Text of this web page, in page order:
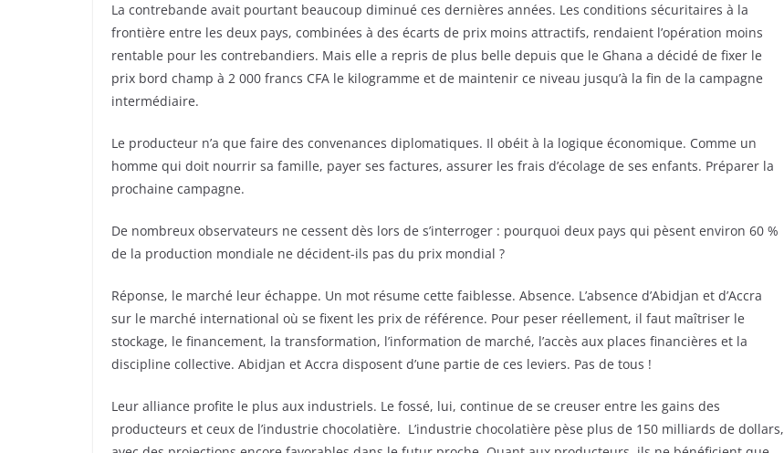
La contrebande avait pourtant beaucoup diminué ces dernières années. Les conditions sécuritaires à la
frontière entre les deux pays, combinées à des écarts de prix moins attractifs, rendaient l’opération moins
rentable pour les contrebandiers. Mais elle a repris de plus belle depuis que le Ghana a décidé de fixer le
prix bord champ à 2 000 francs CFA le kilogramme et de maintenir ce niveau jusqu’à la fin de la campagne
intermédiaire.
Le producteur n’a que faire des convenances diplomatiques. Il obéit à la logique économique. Comme un
homme qui doit nourrir sa famille, payer ses factures, assurer les frais d’écolage de ses enfants. Préparer la
prochaine campagne.
De nombreux observateurs ne cessent dès lors de s’interroger : pourquoi deux pays qui pèsent environ 60 %
de la production mondiale ne décident-ils pas du prix mondial ?
Réponse, le marché leur échappe. Un mot résume cette faiblesse. Absence. L’absence d’Abidjan et d’Accra
sur le marché international où se fixent les prix de référence. Pour peser réellement, il faut maîtriser le
stockage, le financement, la transformation, l’information de marché, l’accès aux places financières et la
discipline collective. Abidjan et Accra disposent d’une partie de ces leviers. Pas de tous !
Leur alliance profite le plus aux industriels. Le fossé, lui, continue de se creuser entre les gains des
producteurs et ceux de l’industrie chocolatière. L’industrie chocolatière pèse plus de 150 milliards de dollars,